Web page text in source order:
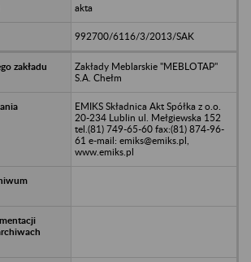
akta
992700/6116/3/2013/SAK
Zakłady Meblarskie "MEBLOTAP"
S.A. Chełm
EMIKS Składnica Akt Spółka z o.o.
20-234 Lublin ul. Mełgiewska 152
tel.(81) 749-65-60 fax:(81) 874-96-
61 e-mail: emiks@emiks.pl,
www.emiks.pl